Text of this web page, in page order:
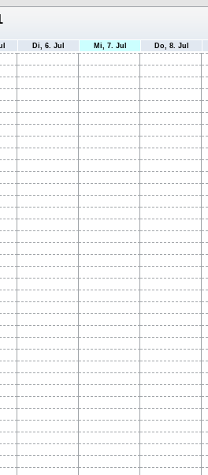
Di, 6. Jul Mi, 7. Jul Do, 8. Jul